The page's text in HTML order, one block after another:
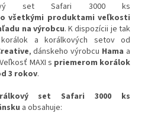
set Safari 3000 ks
všetkými produktami veľkosti
na výrobcu. K dispozícii je tak
a korálkových setov od
, dánskeho výrobcu Hama a
MAXI s priemerom korálok
3 rokov.
set Safari 3000 ks
a obsahuje: